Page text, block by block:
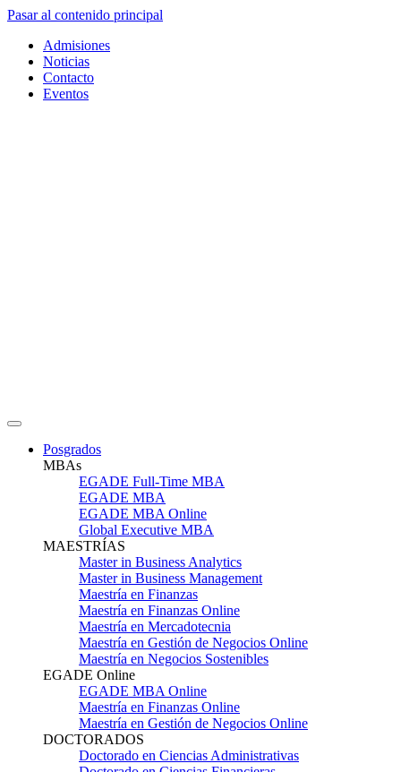
Pasar al contenido principal
Admisiones
Noticias
Contacto
Eventos
Posgrados
MBAs
EGADE Full-Time MBA
EGADE MBA
EGADE MBA Online
Global Executive MBA
MAESTRÍAS
Master in Business Analytics
Master in Business Management
Maestría en Finanzas
Maestría en Finanzas Online
Maestría en Mercadotecnia
Maestría en Gestión de Negocios Online
Maestría en Negocios Sostenibles
EGADE Online
EGADE MBA Online
Maestría en Finanzas Online
Maestría en Gestión de Negocios Online
DOCTORADOS
Doctorado en Ciencias Administrativas